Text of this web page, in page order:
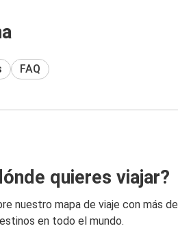
FAQ
quieres viajar?
nuestro mapa de viaje con más de
en todo el mundo.